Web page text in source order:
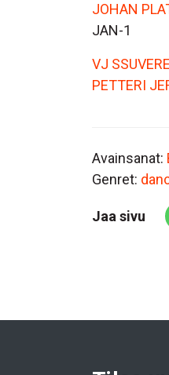
JOHAN
JAN-1
VJ
PETTERI
Avainsanat:
Genret:
Jaa sivu